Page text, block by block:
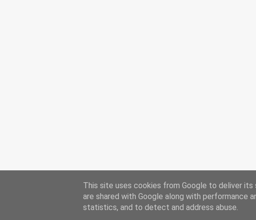
This site uses cookies from Google to deliver
are shared with Google along with performance
statistics, and to detect and address abuse.